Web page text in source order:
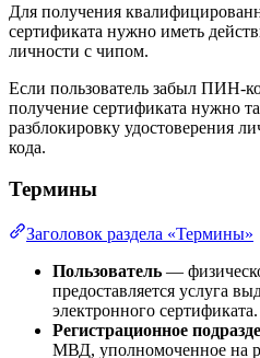
Для получения
сертификата нужно иметь
личности с чипом.
Если пользователь забыл ПИН-
получение сертификата нужно
разблокировку удостоверения
кода.
Термины
Заголовок раздела «Термины»
Пользователь —
предоставляется услуга
электронного сертификата.
Регистрационное
МВД, уполномоченное на